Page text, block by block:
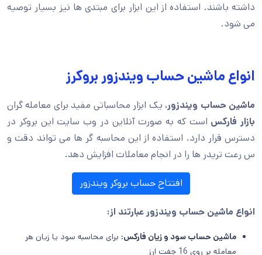
داشته باشند. استفاده از این ابزار برای مبتدی ها نیز بسیار توصیه
می شود.
انواع ماشین حساب ویندزور بروکرز
ماشین حساب ویندزور، یک ابزار محاسباتی مفید برای معامله گران
بازار فارکس است که به صورت آنلاین در وب سایت این بروکر در
دسترس قرار دارد. استفاده از این محاسبه گر ها می تواند دقت و
س رعت تریدر ها را در انجام معاملات افزایش دهد.
افتتاح حساب بروکر ویندزور
انواع ماشین حساب ویندزور عبارتند از:
ماشین حساب سود و زیان فارکس: برای محاسبه سود یا زیان هر
معامله بر روی 16 جفت ارز